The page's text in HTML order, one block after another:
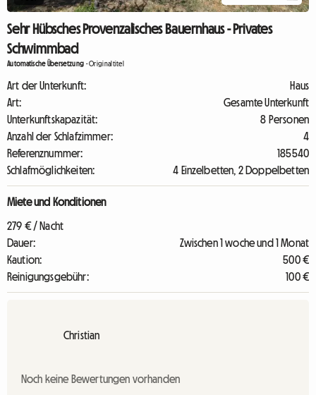
Sehr Hübsches Provenzalisches Bauernhaus - Privates
Schwimmbad
Automatische Übersetzung -Originaltitel
Art der Unterkunft:
Haus
Art:
Gesamte Unterkunft
Unterkunftskapazität:
8 Personen
Anzahl der Schlafzimmer:
4
Referenznummer:
185540
Schlafmöglichkeiten:
4 Einzelbetten, 2 Doppelbetten
Miete und Konditionen
279 € / Nacht
Dauer:
Zwischen 1 woche und 1 Monat
Kaution:
500 €
Reinigungsgebühr:
100 €
Christian
Noch keine Bewertungen vorhanden